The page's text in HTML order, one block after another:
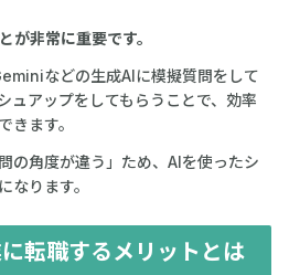
が非常に重要です。
などの生成AIに模擬質問をして
ュアップをしてもらうことで、効率
きます。
の角度が違う」ため、AIを使ったシ
なります。
転職するメリットとは